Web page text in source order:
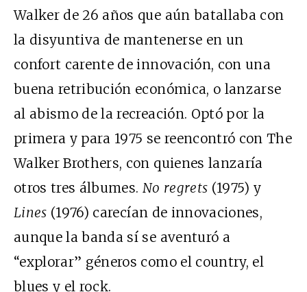
Walker de 26 años que aún batallaba con
la disyuntiva de mantenerse en un
confort carente de innovación, con una
buena retribución económica, o lanzarse
al abismo de la recreación. Optó por la
primera y para 1975 se reencontró con The
Walker Brothers, con quienes lanzaría
otros tres álbumes. No regrets (1975) y
Lines (1976) carecían de innovaciones,
aunque la banda sí se aventuró a
“explorar” géneros como el country, el
blues y el rock.